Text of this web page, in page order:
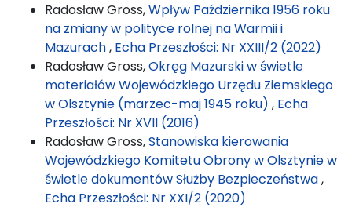
Radosław Gross,Wpływ Października 1956 roku
na zmiany w polityce rolnej na Warmii i
Mazurach, Echa Przeszłości: Nr XXIII/2 (2022)
Radosław Gross,Okręg Mazurski w świetle
materiałów Wojewódzkiego Urzędu Ziemskiego
w Olsztynie (marzec-maj 1945 roku) , Echa
Przeszłości: Nr XVII (2016)
Radosław Gross,Stanowiska kierowania
Wojewódzkiego Komitetu Obrony w Olsztynie w
świetle dokumentów Służby Bezpieczeństwa,
Echa Przeszłości: Nr XXI/2 (2020)